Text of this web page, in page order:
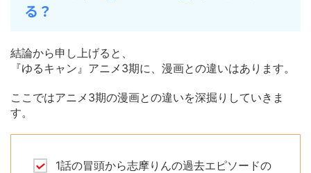
る？
結論から申し上げると、
『ゆるキャン』アニメ3期に、漫画との違いはあります。
ここではアニメ3期の漫画との違いを深掘りしていきま
す。
1話の冒頭から志摩りんの過去エピソードの